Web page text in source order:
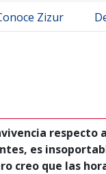
Zizur
respecto
es
creo que las